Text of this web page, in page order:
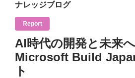
ナレッジブログ
Report
AI時代の開発と未来へ
Microsoft Build
ト